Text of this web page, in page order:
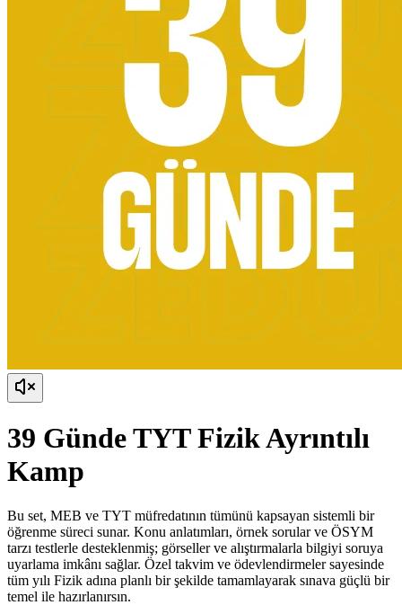
39 Günde TYT Fizik Ayrıntılı
Kamp
Bu set, MEB ve TYT müfredatının tümünü kapsayan sistemli bir
öğrenme süreci sunar. Konu anlatımları, örnek sorular ve ÖSYM
tarzı testlerle desteklenmiş; görseller ve alıştırmalarla bilgiyi soruya
uyarlama imkânı sağlar. Özel takvim ve ödevlendirmeler sayesinde
tüm yılı Fizik adına planlı bir şekilde tamamlayarak sınava güçlü bir
temel ile hazırlanırsın.